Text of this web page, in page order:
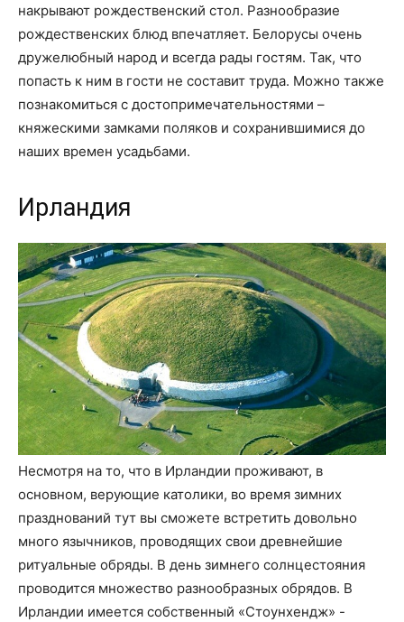
накрывают рождественский стол. Разнообразие
рождественских блюд впечатляет. Белорусы очень
дружелюбный народ и всегда рады гостям. Так, что
попасть к ним в гости не составит труда. Можно также
познакомиться с достопримечательностями –
княжескими замками поляков и сохранившимися до
наших времен усадьбами.
Ирландия
Несмотря на то, что в Ирландии проживают, в
основном, верующие католики, во время зимних
празднований тут вы сможете встретить довольно
много язычников, проводящих свои древнейшие
ритуальные обряды. В день зимнего солнцестояния
проводится множество разнообразных обрядов. В
Ирландии имеется собственный «Стоунхендж» -